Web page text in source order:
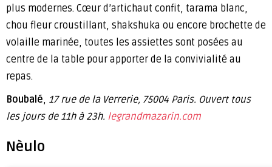
plus modernes. Cœur d’artichaut confit, tarama blanc,
chou fleur croustillant, shakshuka ou encore brochette de
volaille marinée, toutes les assiettes sont posées au
centre de la table pour apporter de la convivialité au
repas.
Boubalé, 17 rue de la Verrerie, 75004 Paris. Ouvert tous
les jours de 11h à 23h. legrandmazarin.com
Nèulo